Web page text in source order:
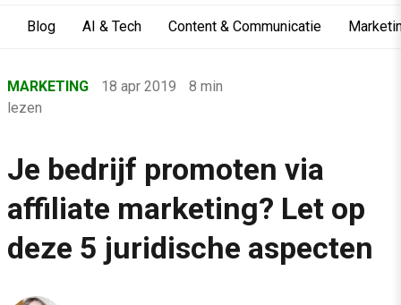
Blog AI & Tech Content & Communicatie
›
Marketing
›
Je bedrijf promoten via affiliate marketing? Let op deze 5
MARKETING 18 apr 2019
8 min
lezen
Je bedrijf promoten via
affiliate marketing? Let op
deze 5 juridische aspecten